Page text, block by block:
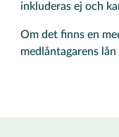
inkluderas ej och
Om det finns en
medlåntagarens